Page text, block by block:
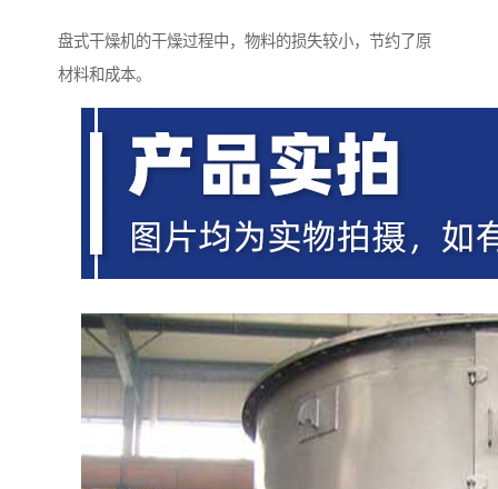
盘式干燥机的干燥过程中，物料的损失较小，节约了原
材料和成本。